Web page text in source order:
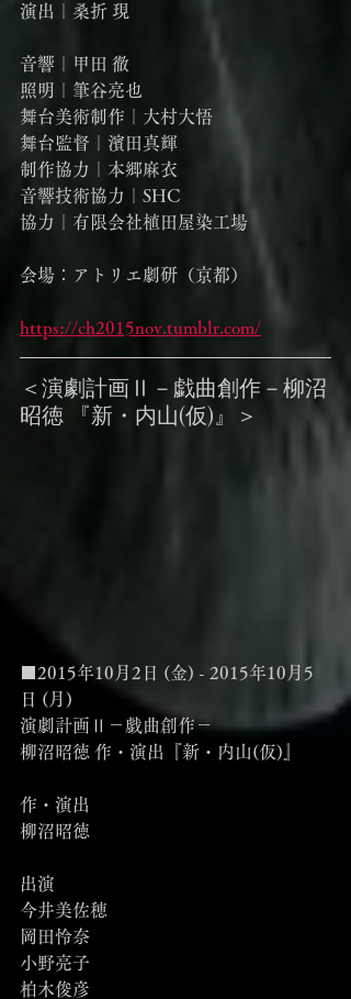
演出｜桑折 現
音響｜甲田 徹
照明｜筆谷亮也
舞台美術制作｜大村大悟
舞台監督｜濱田真輝
制作協力｜本郷麻衣
音響技術協力｜SHC
協力｜有限会社植田屋染工場
会場：アトリエ劇研（京都）
https://ch2015nov.tumblr.com/
＜演劇計画Ⅱ－戯曲創作－柳沼
昭徳 『新・内山(仮)』＞
■2015年10月2日 (金) - 2015年10月5
日 (月)
演劇計画Ⅱ－戯曲創作－
柳沼昭徳 作・演出『新・内山(仮)』
作・演出
柳沼昭徳
出演
今井美佐穂
岡田怜奈
小野亮子
柏木俊彦